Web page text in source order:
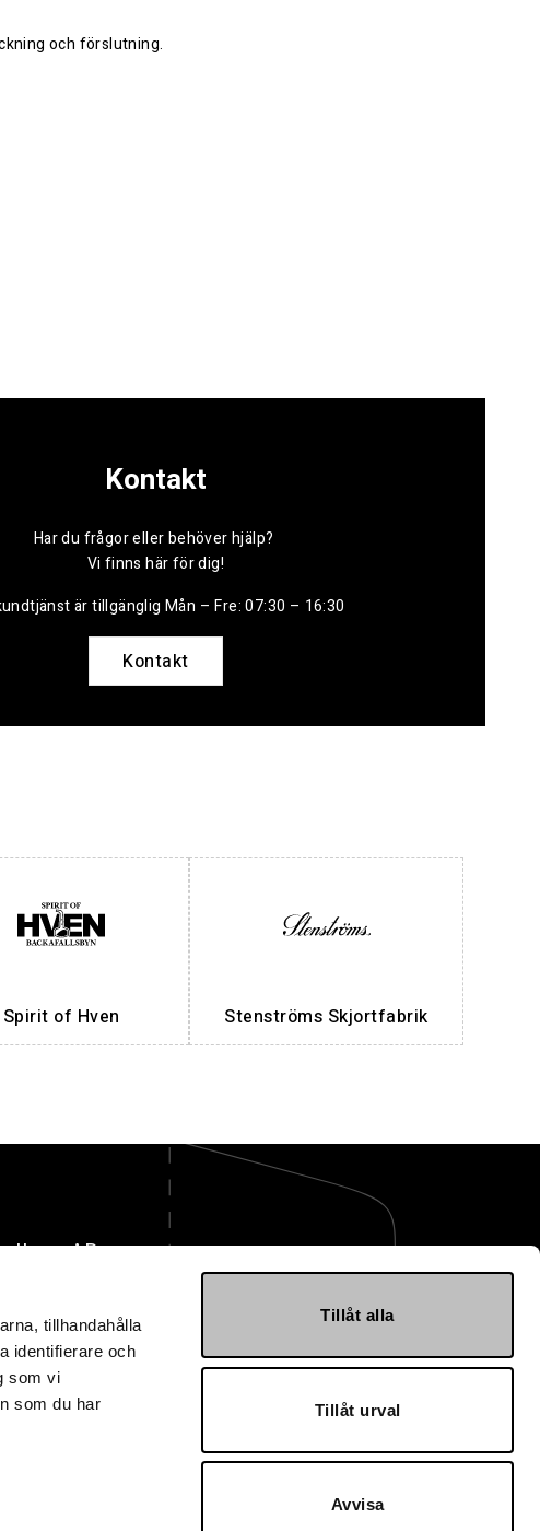
tillhandahålla
identifierare och
som vi
som du har
Tillåt alla
Tillåt urval
Avvisa
och förslutning.
Kontakt
Har du frågor eller behöver hjälp?
Vi finns här för dig!
är tillgänglig Mån – Fre: 07:30 – 16:30
Kontakt
Spirit of Hven Stenströms Skjortfabrik
AB
418 40 30 10
7
51 Landskrona